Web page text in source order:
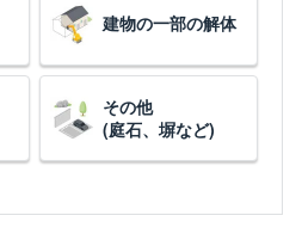
建物の一部の解体
その他
(庭石、塀など)